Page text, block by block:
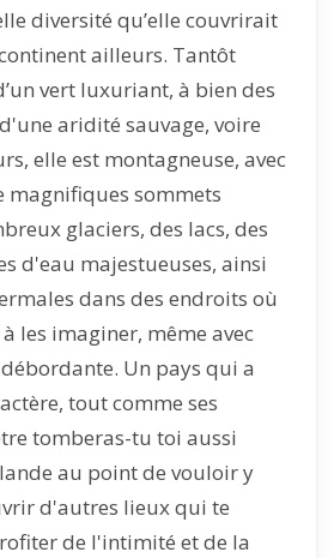
diversité qu’elle couvrirait
ailleurs. Tantôt
vert luxuriant, à bien des
aridité sauvage, voire
elle est montagneuse, avec
sommets
glaciers, des lacs, des
d'eau majestueuses, ainsi
dans des endroits où
les imaginer, même avec
Un pays qui a
tout comme ses
tomberas-tu toi aussi
au point de vouloir y
d'autres lieux qui te
de l'intimité et de la